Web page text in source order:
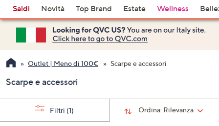
sono
disponibili
suggerimenti,
usa
i
freccia
su
giù
Saldi Novità Top Brand Estate Wellness
Outlet | Meno di 100€ Scarpe e accessori
Scarpe e accessori
Ordina: Rilevanza
Filtri (1)